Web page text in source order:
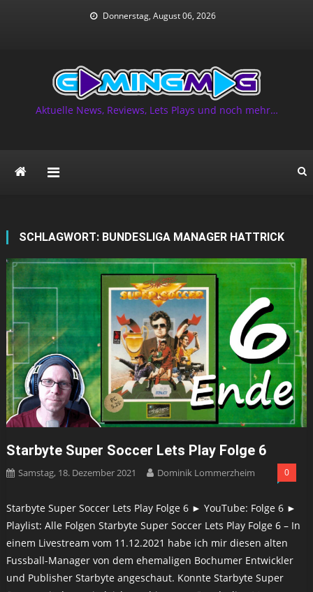
Donnerstag, August 06, 2026
Aktuelle News, Reviews, Lets Plays und noch mehr…
SCHLAGWORT: BUNDESLIGA MANAGER HATTRICK
Starbyte Super Soccer Lets Play Folge 6
Samstag, 18. Dezember 2021 Dominik Lommerzheim 0
Starbyte Super Soccer Lets Play Folge 6 ► YouTube: Folge 6 ►
Playlist: Alle Folgen Starbyte Super Soccer Lets Play Folge 6 – In
einem Livestream vom 11.12.2021 habe ich mir diesen alten
Fussball-Manager von dem ehemaligen Bochumer Entwickler
und Publisher Starbyte angeschaut. Konnte Starbyte Super